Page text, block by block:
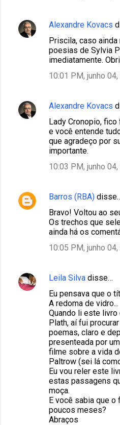
Alexandre Kovacs
Priscila, caso ainda
poesias de Sylvia
imediatamente.
10:01 PM, junho
Alexandre Kovacs
Lady Cronopio,
e você entende
que agradeço por
importante.
10:03 PM, junho
Barros (RBA)
Bravo! Voltou ao
Os trechos que
ainda há os
10:05 PM, junho
Leila Silva disse…
Eu pensava que o
A redoma de vidro...
Quando li este livro
Plath, aí fui
poemas, claro e
presenteada por
filme sobre a vida
Paltrow (sei lá
Eu vou reler este
estas passagens
moça.
E você sabia que
poucos meses?
Abraços